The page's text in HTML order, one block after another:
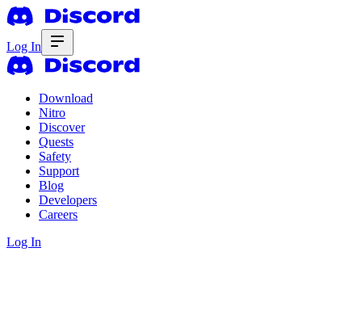
Log In
Download
Nitro
Discover
Quests
Safety
Support
Blog
Developers
Careers
Log In